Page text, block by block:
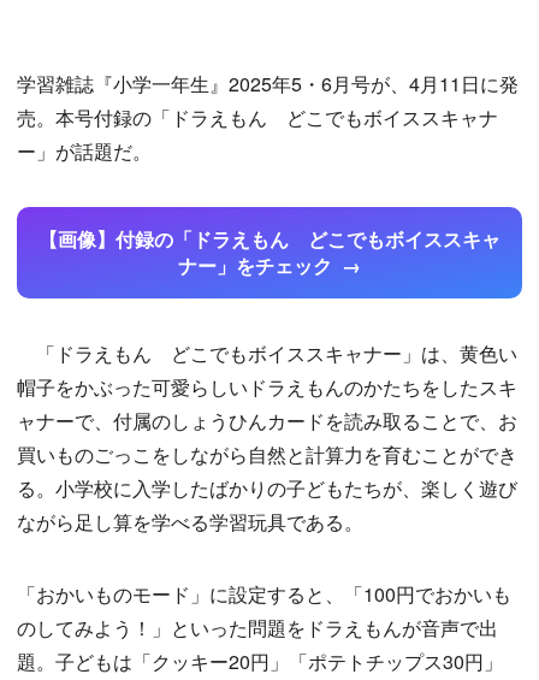
学習雑誌『小学一年生』2025年5・6月号が、4月11日に発
売。本号付録の「ドラえもん どこでもボイススキャナ
ー」が話題だ。
【画像】付録の「ドラえもん どこでもボイススキャ
ナー」をチェック
「ドラえもん どこでもボイススキャナー」は、黄色い
帽子をかぶった可愛らしいドラえもんのかたちをしたスキ
ャナーで、付属のしょうひんカードを読み取ることで、お
買いものごっこをしながら自然と計算力を育むことができ
る。小学校に入学したばかりの子どもたちが、楽しく遊び
ながら足し算を学べる学習玩具である。
「おかいものモード」に設定すると、「100円でおかいも
のしてみよう！」といった問題をドラえもんが音声で出
題。子どもは「クッキー20円」「ポテトチップス30円」